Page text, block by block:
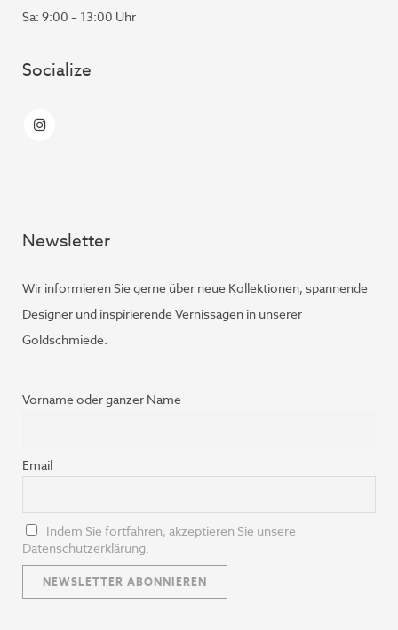
Sa: 9:00 – 13:00 Uhr
Socialize
Newsletter
Wir informieren Sie gerne über neue Kollektionen, spannende
Designer und inspirierende Vernissagen in unserer
Goldschmiede.
Vorname oder ganzer Name
Email
Indem Sie fortfahren, akzeptieren Sie unsere
Datenschutzerklärung.